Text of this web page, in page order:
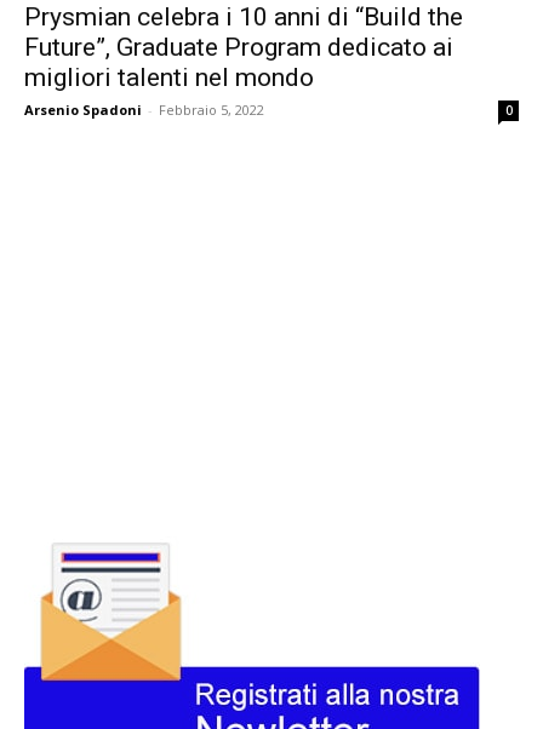
Prysmian celebra i 10 anni di “Build the
Future”, Graduate Program dedicato ai
migliori talenti nel mondo
Arsenio Spadoni - Febbraio 5, 2022 0